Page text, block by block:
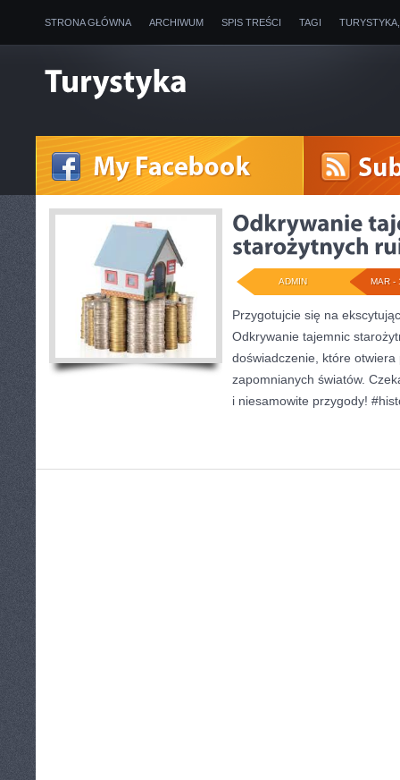
STRONA GŁÓWNA ARCHIWUM SPIS TREŚCI TAGI
MAR -
ADMIN
Przygotujcie się na
Odkrywanie tajemnic
doświadczenie, które
zapomnianych światów.
i niesamowite przygody!